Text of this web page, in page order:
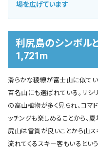
場を広げています
利尻島のシンボル
1,721m
滑らかな稜線が富士山に似てい
百名山にも選ばれている。リシ
の高山植物が多く見られ、コマ
ッチングも楽しめることから、
尻山は雪質が良いことから山ス
流れてくるスキー客もいるという